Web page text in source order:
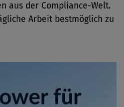
aus der Compliance-Welt.
Arbeit bestmöglich zu